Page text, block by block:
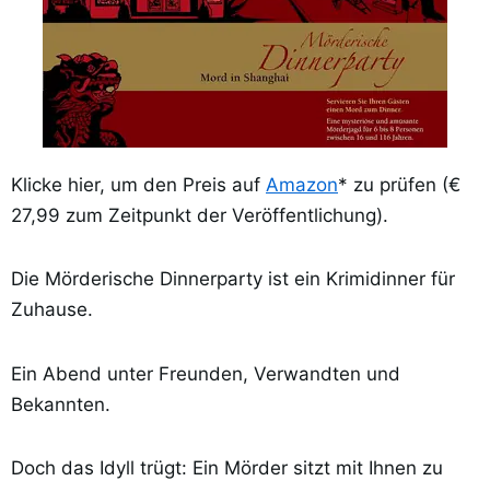
Klicke hier, um den Preis auf Amazon* zu prüfen (€
27,99 zum Zeitpunkt der Veröffentlichung).
Die Mörderische Dinnerparty ist ein Krimidinner für
Zuhause.
Ein Abend unter Freunden, Verwandten und
Bekannten.
Doch das Idyll trügt: Ein Mörder sitzt mit Ihnen zu